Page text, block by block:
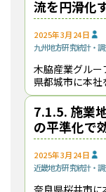
流を円滑化
プ【健全で
品輸送の発
2025年3月24日
九州地方研究統計・
木脇産業グル
県都城市に本
成しており、
まで垂直統合
7.1.5. 施業
の平準化で
垣林業【健
木・製品輸
2025年3月24日
近畿地方研究統計・
奈良県桜井市